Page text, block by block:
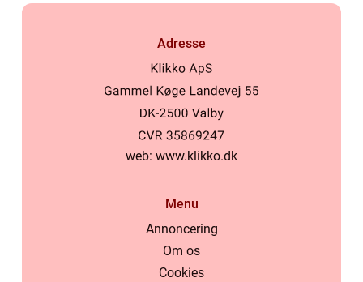
Adresse
web: www.klikko.dk
Menu
Annoncering
Om os
Cookies